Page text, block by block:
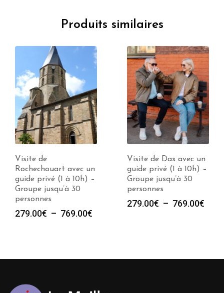
Produits similaires
Visite de
Rochechouart avec un
guide privé (1 à 10h) –
Groupe jusqu’à 30
personnes
279.00€ – 769.00€
à
Visite de Dax avec un
guide privé (1 à 10h) –
Groupe jusqu’à 30
personnes
279.00€ – 769.00€